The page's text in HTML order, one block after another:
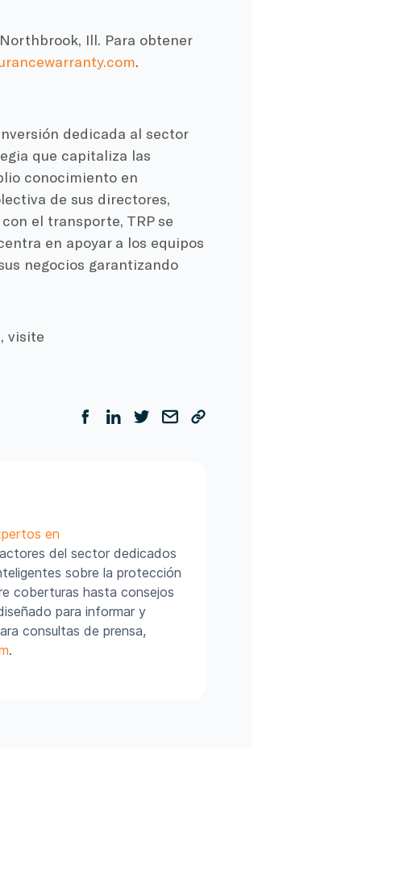
Ill. Para obtener
.
dedicada al sector
que capitaliza las
conocimiento en
de sus directores,
el transporte, TRP se
en apoyar a los equipos
negocios garantizando
visite
en
del sector dedicados
sobre la protección
coberturas hasta consejos
para informar y
consultas de prensa,
.